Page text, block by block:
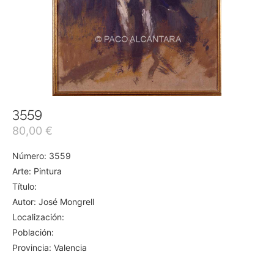
3559
80,00 €
Número: 3559
Arte: Pintura
Título:
Autor: José Mongrell
Localización:
Población:
Provincia: Valencia